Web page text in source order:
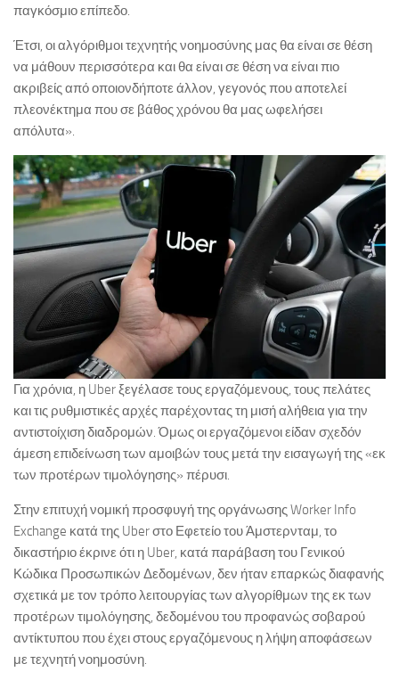
παγκόσμιο επίπεδο.
Έτσι, οι αλγόριθμοι τεχνητής νοημοσύνης μας θα είναι σε θέση
να μάθουν περισσότερα και θα είναι σε θέση να είναι πιο
ακριβείς από οποιονδήποτε άλλον, γεγονός που αποτελεί
πλεονέκτημα που σε βάθος χρόνου θα μας ωφελήσει
απόλυτα».
Για χρόνια, η Uber ξεγέλασε τους εργαζόμενους, τους πελάτες
και τις ρυθμιστικές αρχές παρέχοντας τη μισή αλήθεια για την
αντιστοίχιση διαδρομών. Όμως οι εργαζόμενοι είδαν σχεδόν
άμεση επιδείνωση των αμοιβών τους μετά την εισαγωγή της «εκ
των προτέρων τιμολόγησης» πέρυσι.
Στην επιτυχή νομική προσφυγή της οργάνωσης Worker Info
Exchange κατά της Uber στο Εφετείο του Άμστερνταμ, το
δικαστήριο έκρινε ότι η Uber, κατά παράβαση του Γενικού
Κώδικα Προσωπικών Δεδομένων, δεν ήταν επαρκώς διαφανής
σχετικά με τον τρόπο λειτουργίας των αλγορίθμων της εκ των
προτέρων τιμολόγησης, δεδομένου του προφανώς σοβαρού
αντίκτυπου που έχει στους εργαζόμενους η λήψη αποφάσεων
με τεχνητή νοημοσύνη.